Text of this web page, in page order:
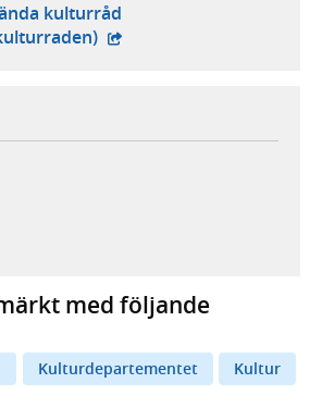
kulturråd
- extern webbplats,
i ny flik, extern webbplats,
flik, extern webbplats,
i ny flik, extern webbplats,
din e-postklient,
med följande
Kulturdepartementet Kultur